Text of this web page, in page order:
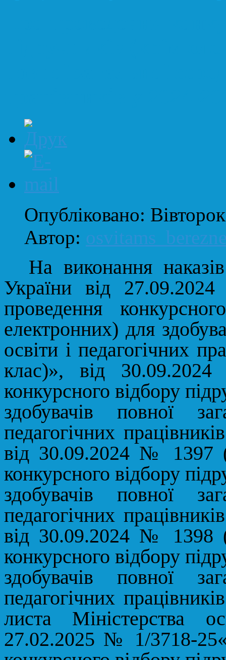
Опубліковано:
Автор:
На виконання
України від
проведення
електронних) для
освіти і педагогічних
клас)», від
конкурсного відбору
здобувачів повної
педагогічних
від 30.09.2024 № 1397
конкурсного відбору
здобувачів повної
педагогічних
від 30.09.2024 № 1398
конкурсного відбору
здобувачів повної
педагогічних
листа Міністерства
27.02.2025 № 1/3718-25